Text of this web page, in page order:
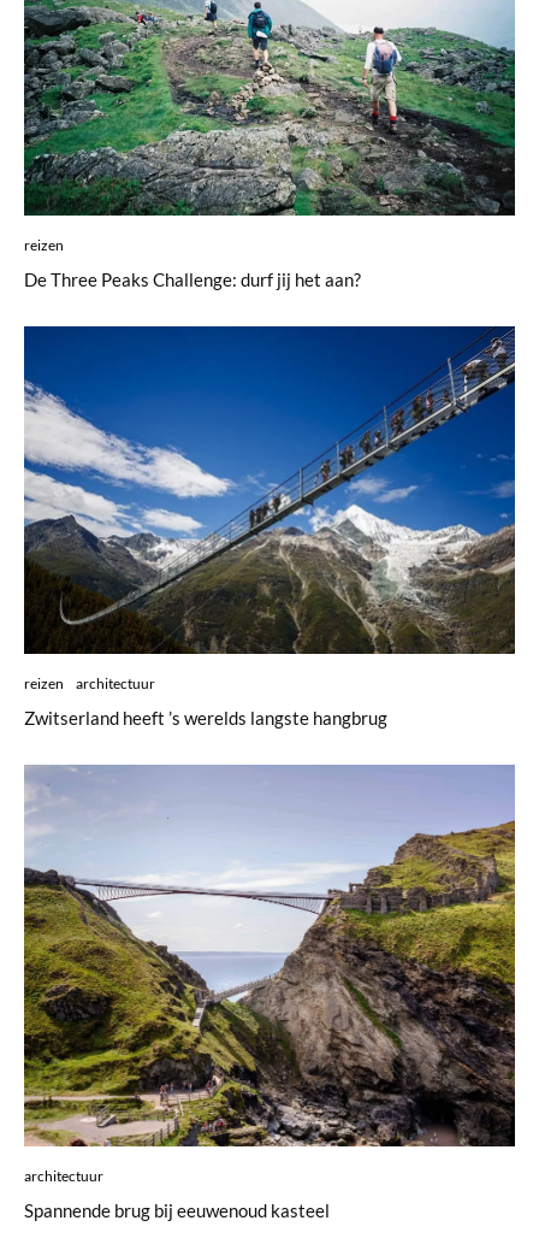
reizen
De Three Peaks Challenge: durf jij het aan?
reizen architectuur
Zwitserland heeft ’s werelds langste hangbrug
architectuur
Spannende brug bij eeuwenoud kasteel